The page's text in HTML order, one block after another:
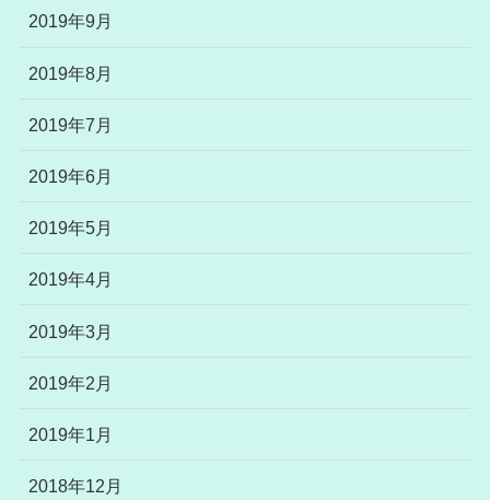
2019年9月
2019年8月
2019年7月
2019年6月
2019年5月
2019年4月
2019年3月
2019年2月
2019年1月
2018年12月